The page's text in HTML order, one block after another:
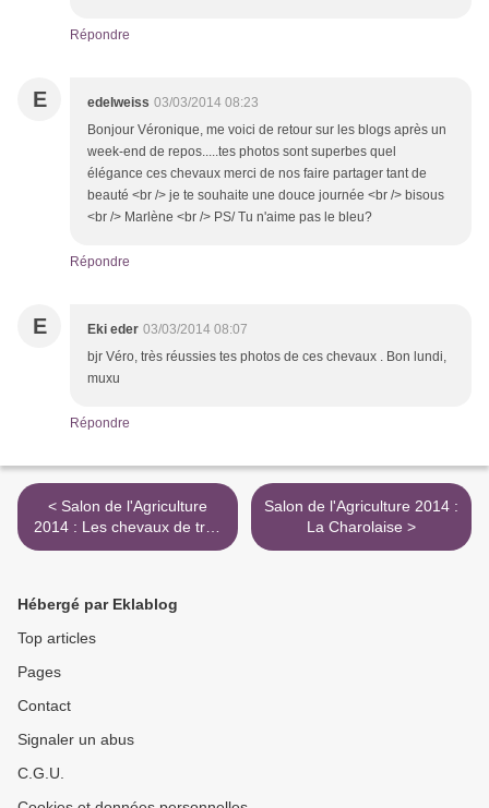
Répondre
E edelweiss 03/03/2014 08:23
Bonjour Véronique, me voici de retour sur les blogs après un
week-end de repos.....tes photos sont superbes quel
élégance ces chevaux merci de nos faire partager tant de
beauté <br /> je te souhaite une douce journée <br /> bisous
<br /> Marlène <br /> PS/ Tu n'aime pas le bleu?
Répondre
E Eki eder 03/03/2014 08:07
bjr Véro, très réussies tes photos de ces chevaux . Bon lundi,
muxu
Répondre
< Salon de l'Agriculture
2014 : Les chevaux de trait
Ardennais
Salon de l'Agriculture 2014 :
La Charolaise >
Hébergé par Eklablog
Top articles
Pages
Contact
Signaler un abus
C.G.U.